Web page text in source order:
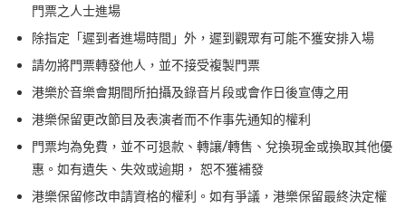
門票之人士進場
除指定「遲到者進場時間」外，遲到觀眾有可能不獲安排入場
請勿將門票轉發他人，並不接受複製門票
港樂於音樂會期間所拍攝及錄音片段或會作日後宣傳之用
港樂保留更改節目及表演者而不作事先通知的權利
門票均為免費，並不可退款、轉讓/轉售、兌換現金或換取其他優
惠。如有遺失、失效或逾期， 恕不獲補發
港樂保留修改申請資格的權利。如有爭議，港樂保留最終決定權